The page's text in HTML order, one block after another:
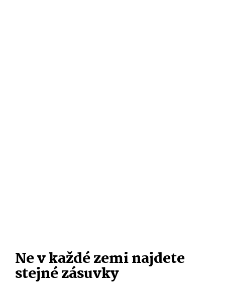
Ne v každé zemi najdete
stejné zásuvky